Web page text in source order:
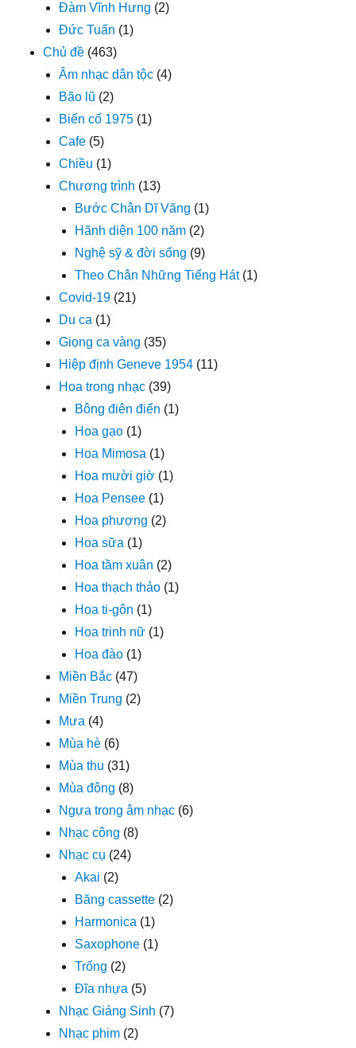
Đàm Vĩnh Hưng (2)
Đức Tuấn (1)
Chủ đề (463)
Âm nhạc dân tộc (4)
Bão lũ (2)
Biến cố 1975 (1)
Cafe (5)
Chiều (1)
Chương trình (13)
Bước Chân Dĩ Vãng (1)
Hãnh diện 100 năm (2)
Nghệ sỹ & đời sống (9)
Theo Chân Những Tiếng Hát(1)
Covid-19 (21)
Du ca (1)
Giọng ca vàng (35)
Hiệp định Geneve 1954 (11)
Hoa trong nhạc (39)
Bông điên điển (1)
Hoa gạo (1)
Hoa Mimosa (1)
Hoa mười giờ (1)
Hoa Pensee (1)
Hoa phượng (2)
Hoa sữa (1)
Hoa tầm xuân (2)
Hoa thạch thảo (1)
Hoa ti-gôn (1)
Hoa trinh nữ (1)
Hoa đào (1)
Miền Bắc (47)
Miền Trung (2)
Mưa (4)
Mùa hè (6)
Mùa thu (31)
Mùa đông (8)
Ngựa trong âm nhạc (6)
Nhạc công (8)
Nhạc cụ (24)
Akai (2)
Băng cassette (2)
Harmonica (1)
Saxophone (1)
Trống (2)
Đĩa nhựa (5)
Nhạc Giáng Sinh (7)
Nhạc phim (2)